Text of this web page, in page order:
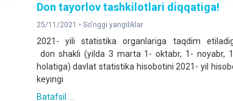
Don tayorlov tashkilotlari diqqatiga!
25/11/2021 • So'nggi yangiliklar
2021- yili statistika organlariga taqdim
don shakli (yilda 3 marta 1- oktabr, 1- noyabr,
holatiga) davlat statistika hisobotini 2021- yil
keyingi
Batafsil ...